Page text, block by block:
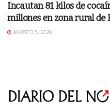
Incautan 81 kilos de
millones en zona rural de
AGOSTO 5, 2026